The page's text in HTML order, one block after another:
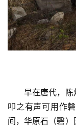
页
文
章
现
早在唐代，陈
叩之有声可用作
间，华原石（磬